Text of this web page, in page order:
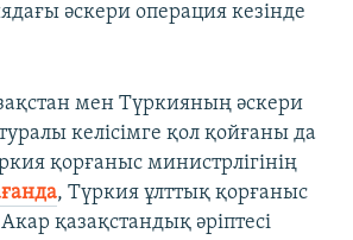
әскери операция кезінде
мен Түркияның әскери
келісімге қол қойғаны да
қорғаныс министрлігінің
, Түркия ұлттық қорғаныс
қазақстандық әріптесі